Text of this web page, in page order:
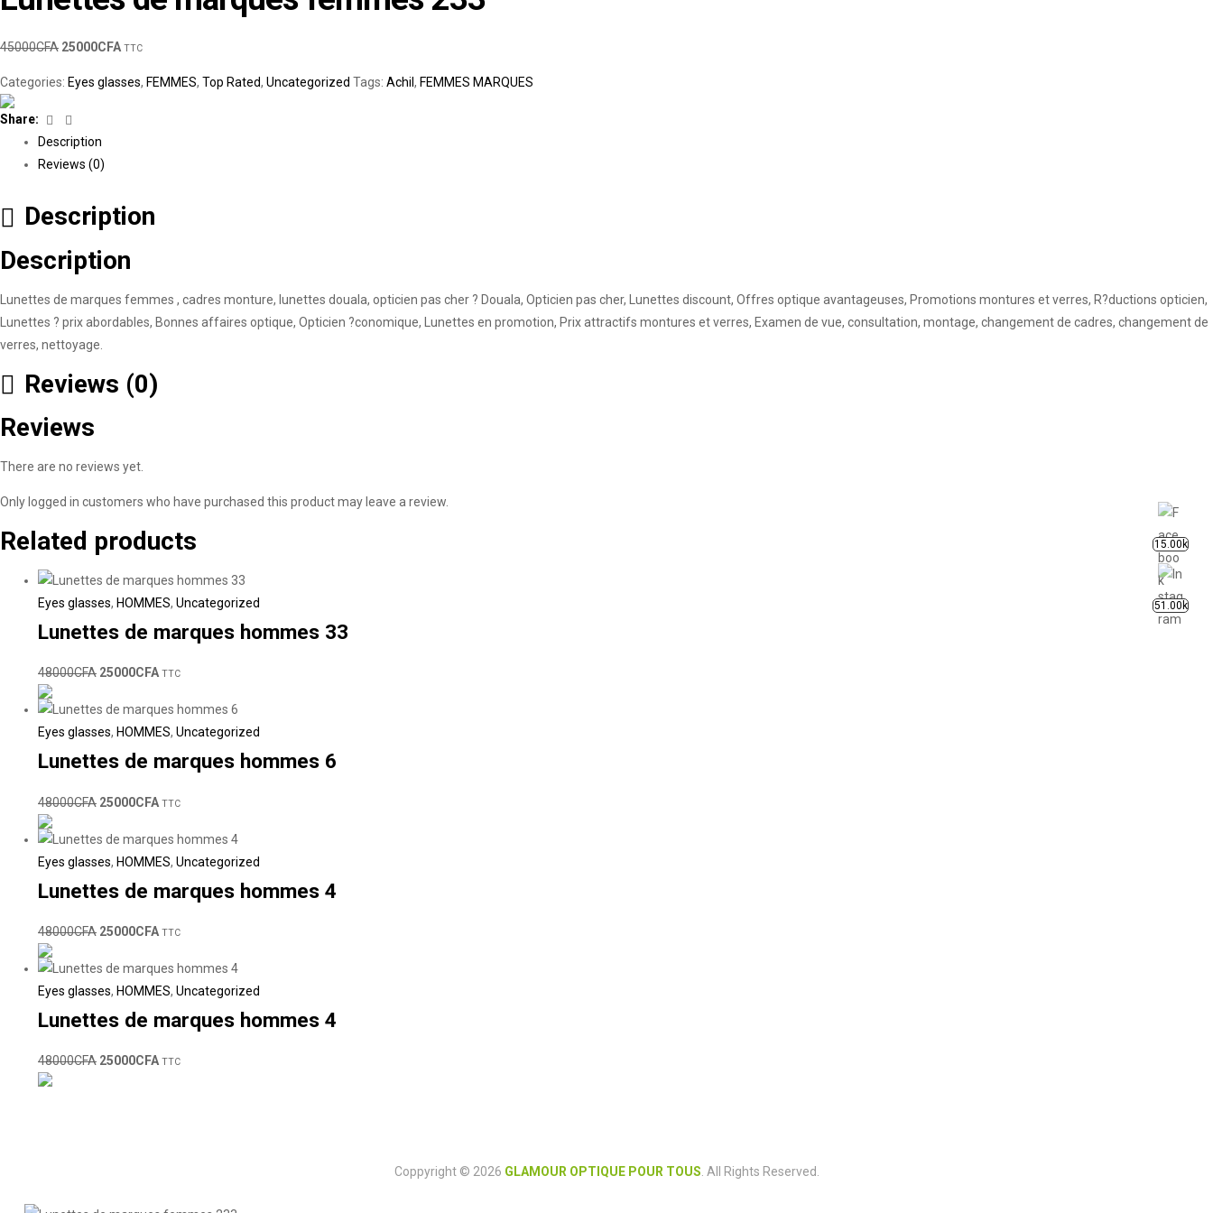
45000CFA 25000CFA TTC
Categories: Eyes glasses, FEMMES, Top Rated, Uncategorized Tags: Achil , FEMMES MARQUES
Share: Facebook
Description
Reviews (0)
Description
Description
Lunettes de marques femmes , cadres monture, lunettes douala, opticien pas cher ? Douala, Opticien pas cher, Lunettes discount, Offres optique avantageuses, Promotions montures et verres, R?ductions opticien,
Lunettes ? prix abordables, Bonnes affaires optique, Opticien ?conomique, Lunettes en promotion, Prix attractifs montures et verres, Examen de vue, consultation, montage, changement de cadres, changement de
verres, nettoyage.
Reviews (0)
Reviews
There are no reviews yet.
Only logged in customers who have purchased this product may leave a review.
Related products
Eyes glasses, HOMMES, Uncategorized
Lunettes de marques hommes 33
48000CFA 25000CFA TTC
Eyes glasses, HOMMES, Uncategorized
Lunettes de marques hommes 6
48000CFA 25000CFA TTC
Eyes glasses, HOMMES, Uncategorized
Lunettes de marques hommes 4
48000CFA 25000CFA TTC
Eyes glasses, HOMMES, Uncategorized
Lunettes de marques hommes 4
48000CFA 25000CFA TTC
Coppyright © 2026 GLAMOUR OPTIQUE POUR TOUS . All Rights Reserved.
15.00k
51.00k